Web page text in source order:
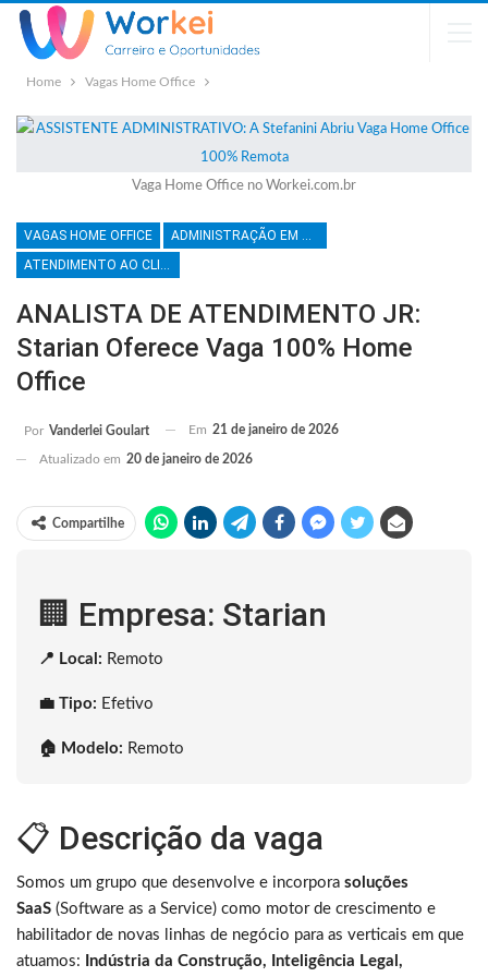
Home Vagas Home Office
Vaga Home Office no Workei.com.br
VAGAS HOME OFFICE
ADMINISTRAÇÃO EM GERAL
ATENDIMENTO AO CLIENTE
ANALISTA DE ATENDIMENTO JR:
Starian Oferece Vaga 100% Home
Office
Por Vanderlei Goulart Em 21 de janeiro de 2026
Atualizado em 20 de janeiro de 2026
Compartilhe
🏢 Empresa: Starian
📍 Local: Remoto
💼 Tipo: Efetivo
🏠 Modelo: Remoto
📋 Descrição da vaga
Somos um grupo que desenvolve e incorpora soluções
SaaS (Software as a Service) como motor de crescimento e
habilitador de novas linhas de negócio para as verticais em que
atuamos:
Indústria da Construção, Inteligência Legal,